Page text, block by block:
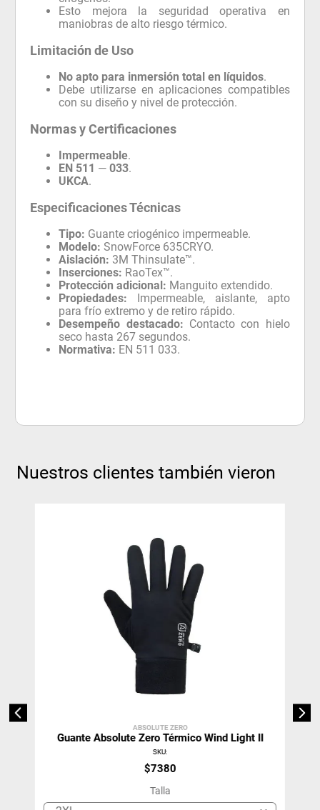
Esto mejora la seguridad operativa en
maniobras de alto riesgo térmico.
Limitación de Uso
No apto para inmersión total en líquidos.
Debe utilizarse en aplicaciones compatibles
con su diseño y nivel de protección.
Normas y Certificaciones
Impermeable.
EN 511 —033.
UKCA.
Especificaciones Técnicas
Tipo: Guante criogénico impermeable.
Modelo: SnowForce 635CRYO.
Aislación: 3M Thinsulate™.
Inserciones: RaoTex™.
Protección adicional: Manguito extendido.
Propiedades: Impermeable, aislante, apto
para frío extremo y de retiro rápido.
Desempeño destacado: Contacto con hielo
seco hasta 267 segundos.
Normativa: EN 511 033.
Nuestros clientes también vieron
ABSOLUTE ZERO
Guante Absolute Zero Térmico Wind Light II
SKU:
$7380
Talla